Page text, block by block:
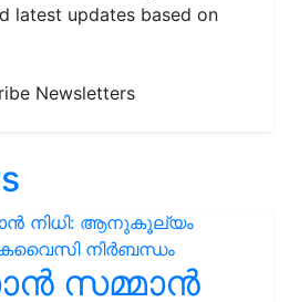
latest updates based on
Newsletters
സമ്മാൻ